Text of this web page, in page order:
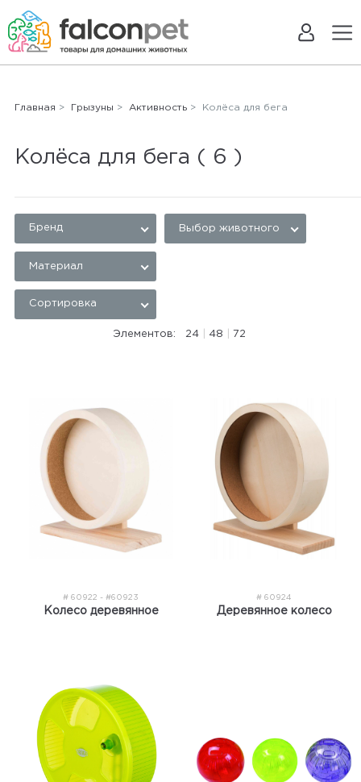
Главная > Грызуны > Активность> Колёса для бега
Колёса для бега ( 6 )
Бренд Выбор животного
Материал
Сортировка
Элементов: 24 48 72
# 60922 - #60923
Колесо деревянное
# 60924
Деревянное колесо